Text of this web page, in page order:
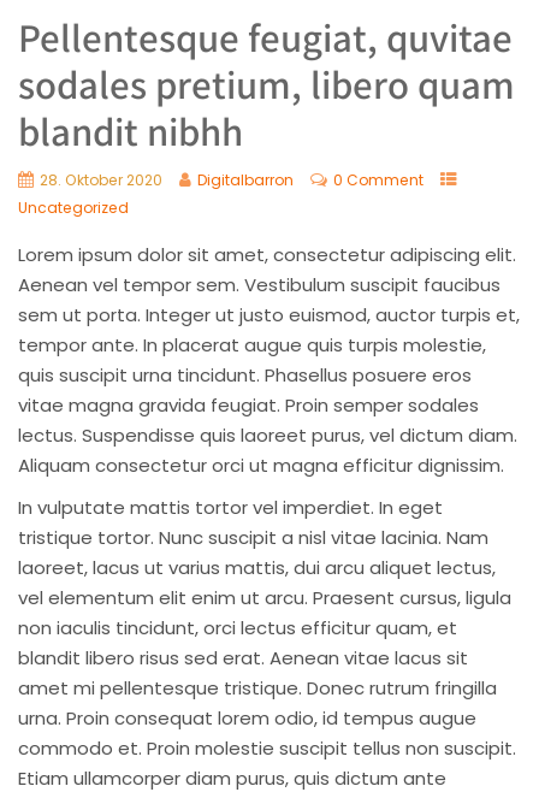
Pellentesque feugiat, quvitae
sodales pretium, libero quam
blandit nibhh
28. Oktober 2020 Digitalbarron
0 Comment
Uncategorized
Lorem ipsum dolor sit amet, consectetur adipiscing elit.
Aenean vel tempor sem. Vestibulum suscipit faucibus
sem ut porta. Integer ut justo euismod, auctor turpis et,
tempor ante. In placerat augue quis turpis molestie,
quis suscipit urna tincidunt. Phasellus posuere eros
vitae magna gravida feugiat. Proin semper sodales
lectus. Suspendisse quis laoreet purus, vel dictum diam.
Aliquam consectetur orci ut magna efficitur dignissim.
In vulputate mattis tortor vel imperdiet. In eget
tristique tortor. Nunc suscipit a nisl vitae lacinia. Nam
laoreet, lacus ut varius mattis, dui arcu aliquet lectus,
vel elementum elit enim ut arcu. Praesent cursus, ligula
non iaculis tincidunt, orci lectus efficitur quam, et
blandit libero risus sed erat. Aenean vitae lacus sit
amet mi pellentesque tristique. Donec rutrum fringilla
urna. Proin consequat lorem odio, id tempus augue
commodo et. Proin molestie suscipit tellus non suscipit.
Etiam ullamcorper diam purus, quis dictum ante